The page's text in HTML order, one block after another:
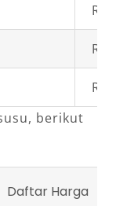
berikut
Daftar Harga